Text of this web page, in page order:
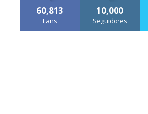
60,813
Fans
10,000
Seguidores